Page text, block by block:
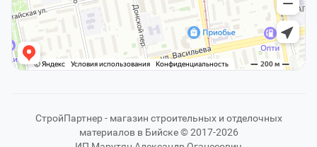
СтройПартнер - магазин строительных и отделочных
материалов в Бийске © 2017-2026